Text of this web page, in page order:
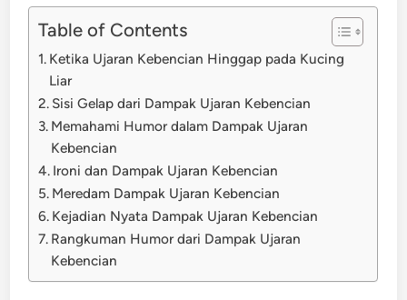
Table of Contents
Ketika Ujaran Kebencian Hinggap pada Kucing
Liar
Sisi Gelap dari Dampak Ujaran Kebencian
Memahami Humor dalam Dampak Ujaran
Kebencian
Ironi dan Dampak Ujaran Kebencian
Meredam Dampak Ujaran Kebencian
Kejadian Nyata Dampak Ujaran Kebencian
Rangkuman Humor dari Dampak Ujaran
Kebencian